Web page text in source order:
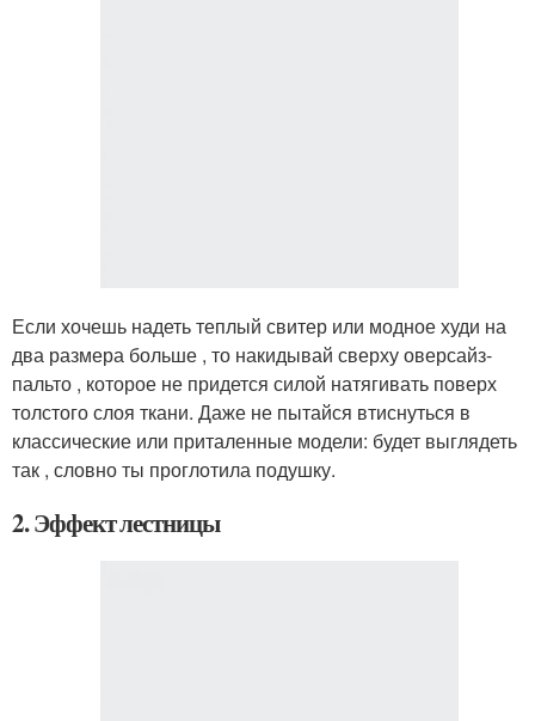
Если хочешь надеть теплый свитер или модное худи на
два размера больше , то накидывай сверху оверсайз-
пальто , которое не придется силой натягивать поверх
толстого слоя ткани. Даже не пытайся втиснуться в
классические или приталенные модели: будет выглядеть
так , словно ты проглотила подушку.
2. Эффект лестницы